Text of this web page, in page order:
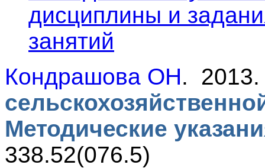
дисциплины и
занятий
Кондрашова ОН.
Методические
338.52(076.5)